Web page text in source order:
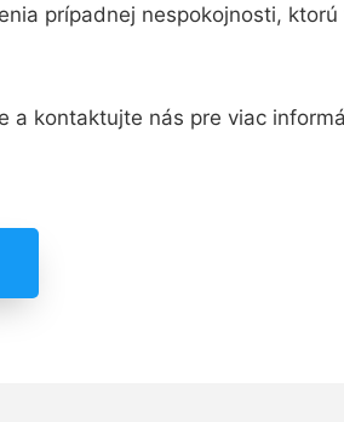
prípadnej nespokojnosti,
a kontaktujte nás pre viac